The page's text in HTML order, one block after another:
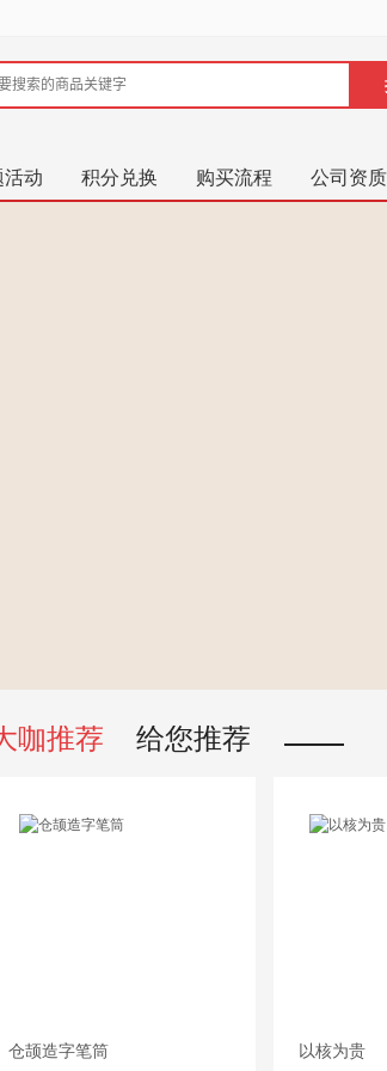
活动 积分兑换 购买流程 公司资质
咖推荐 给您推荐
仓颉造字笔筒 以核为贵